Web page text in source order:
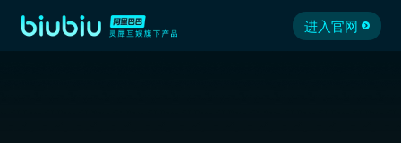
进入官网